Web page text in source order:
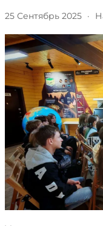
25 Сентябрь 2025 ·